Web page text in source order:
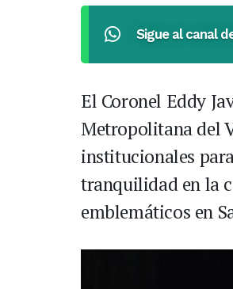
Sigue al canal
El Coronel Eddy
Metropolitana del
institucionales
tranquilidad en la
emblemáticos en